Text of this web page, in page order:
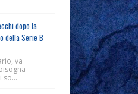
dopo la
della Serie B
va
so...